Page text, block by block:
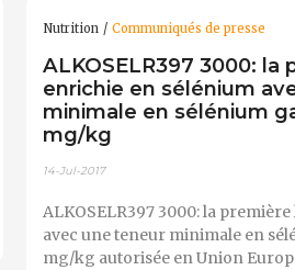
Nutrition Communiqués de presse
ALKOSELR397 3000: la
enrichie en sélénium
minimale en sélénium
mg/kg
14-Jul-2017
ALKOSELR397 3000: la
avec une teneur minimale en
mg/kg autorisée en Union